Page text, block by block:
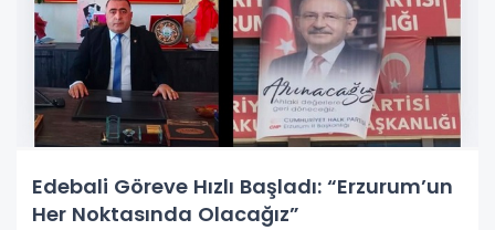
Edebali Göreve Hızlı Başladı: “Erzurum’un
Her Noktasında Olacağız”